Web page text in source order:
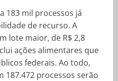
183 mil processos já
de recurso. A
lote maior, de R$ 2,8
ações alimentares que
federais. Ao todo,
187.472 processos serão